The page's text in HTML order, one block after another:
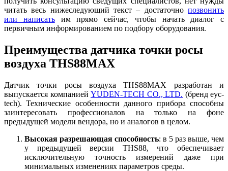
читать весь нижеследующий текст – достаточно позвонить
или написатьим прямо сейчас, чтобы начать диалог с
первичным информированием по подбору оборудования.
Преимущества датчика точки росы
воздуха THS88MAX
Датчик точки росы воздуха THS88MAX разработан и
выпускается компанией YUDEN-TECH CO., LTD. (бренд eyc-
tech). Технические особенности данного прибора способны
заинтересовать профессионалов на только на фоне
предыдущей модели вендора, но и аналогов в целом.
Высокая разрешающая способность: в 5 раз выше, чем
у предыдущей версии THS88, что обеспечивает
исключительную точность измерений даже при
минимальных изменениях параметров среды.